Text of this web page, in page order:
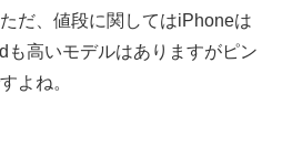
だ、値段に関してはiPhoneは
も高いモデルはありますがピン
よね。